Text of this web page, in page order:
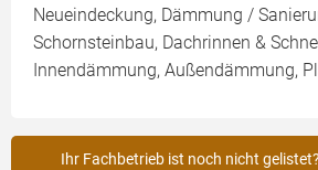
Neueindeckung, Dämmung /
Schornsteinbau, Dachrinnen &
Innendämmung, Außendämmung,
Ihr Fachbetrieb ist noch nicht